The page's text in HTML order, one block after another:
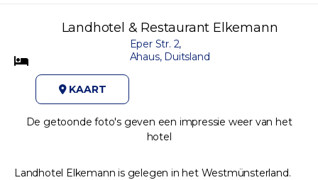
Landhotel & Restaurant Elkemann
Eper Str. 2,
Ahaus, Duitsland
KAART
De getoonde foto's geven een impressie weer van het
hotel
Landhotel Elkemann is gelegen in het Westmünsterland.